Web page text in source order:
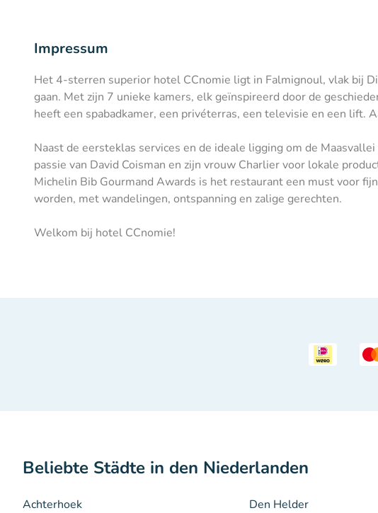
Impressum
Het 4-sterren superior hotel CCnomie ligt in Falmignoul, vlak bij
gaan. Met zijn 7 unieke kamers, elk geïnspireerd door de
heeft een spabadkamer, een privéterras, een televisie en een lift.
Naast de eersteklas services en de ideale ligging om de
passie van David Coisman en zijn vrouw Charlier voor lokale
Michelin Bib Gourmand Awards is het restaurant een must voor
worden, met wandelingen, ontspanning en zalige gerechten.
Welkom bij hotel CCnomie!
Beliebte Städte in den Niederlanden
Achterhoek
Den Helder